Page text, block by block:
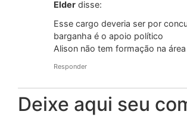
Elder disse:
Esse cargo deveria ser por
barganha é o apoio político
Alison não tem formação na
Responder
Deixe aqui seu